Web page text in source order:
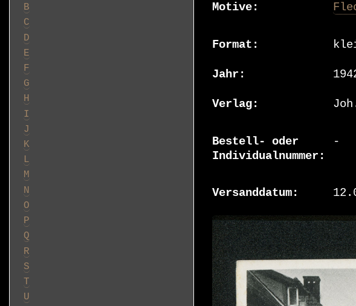
Motive
Format
Jahr
Verlag
Bestell- oder
Individualnummer
-
Versanddatum
B
C
D
E
F
G
H
I
J
K
L
M
N
O
P
Q
R
S
T
U